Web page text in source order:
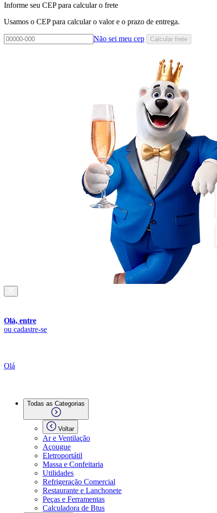
Informe seu CEP para calcular o frete
Usamos o CEP para calcular o valor e o prazo de entrega.
Não sei meu cep Calcular frete
Olá, entre
ou cadastre-se
Olá
Todas as Categorias
Voltar
Ar e Ventilação
Açougue
Eletroportátil
Massa e Confeitaria
Utilidades
Refrigeração Comercial
Restaurante e Lanchonete
Peças e Ferramentas
Calculadora de Btus